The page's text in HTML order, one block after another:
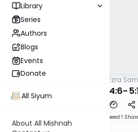
Library
Series
Authors
Blogs
Events
Donate
All Siyum
About All Mishnah
Rabbi Ezra
Yoma 4:6-
Speed 1